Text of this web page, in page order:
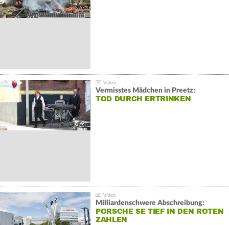
Vermisstes Mädchen in Preetz:
TOD DURCH ERTRINKEN
Milliardenschwere Abschreibung:
PORSCHE SE TIEF IN DEN ROTEN
ZAHLEN